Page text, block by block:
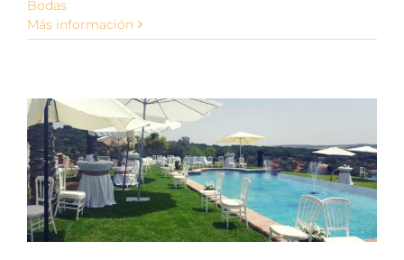
Bodas
Más información